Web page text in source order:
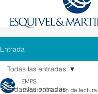
Entrada
Todas las entradas
Todas las entradas
EMPS
15 oct 2019 2 min de lectura